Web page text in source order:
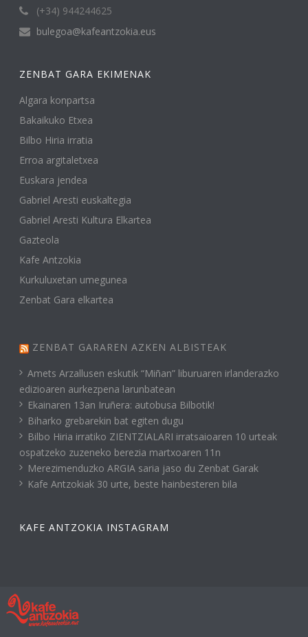
(+34) 944244625
bulegoa@kafeantzokia.eus
ZENBAT GARA EKIMENAK
Algara konpartsa
Bakaikuko Etxea
Bilbo Hiria irratia
Erroa argitaletxea
Euskara jendea
Gabriel Aresti euskaltegia
Gabriel Aresti Kultura Elkartea
Gazteola
Kafe Antzokia
Kurkuluxetan umegunea
Zenbat Gara elkartea
ZENBAT GARAREN AZKEN ALBISTEAK
Amets Arzallusen eskutik “Miñan” liburuaren irlanderazko
edizioaren aurkezpena larunbatean
Ekainaren 13an Iruñera: autobusa Bilbotik!
Biharko grebarekin bat egiten dugu
Bilbo Hiria irratiko ZIENTZIALARI irratsaioaren 10 urteak
ospatzeko zuzeneko berezia martxoaren 11n
Merezimenduzko ARGIA saria jaso du Zenbat Garak
Kafe Antzokiak 30 urte, beste hainbesteren bila
KAFE ANTZOKIA INSTAGRAM